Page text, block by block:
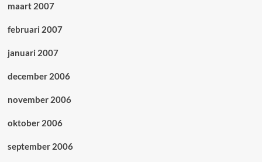
maart 2007
februari 2007
januari 2007
december 2006
november 2006
oktober 2006
september 2006